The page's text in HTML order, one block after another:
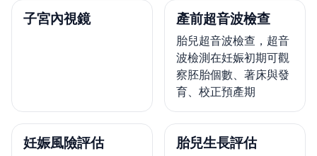
子宮內視鏡 產前超音波檢查
胎兒超音波檢查，超音
波檢測在妊娠初期可觀
察胚胎個數、著床與發
育、校正預產期
妊娠風險評估 胎兒生長評估